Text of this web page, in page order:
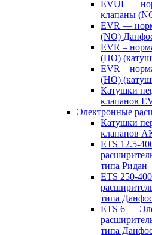
EVUL —
клапаны
EVR —
(NO)
EVR –
(НО)
EVR –
(НО)
Катушки
клапанов
Электронные
Катушки
клапанов
ETS 12.5-
типа Ридан
ETS 250-
типа
ETS 6 —
типа